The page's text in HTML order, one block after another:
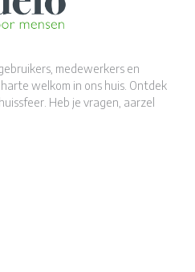
medewerkers en
welkom in ons huis. Ontdek
Heb je vragen, aarzel